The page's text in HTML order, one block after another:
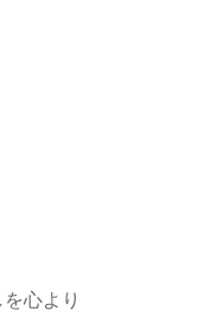
心より